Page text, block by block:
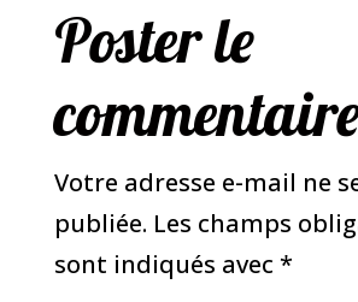
Poster le
Votre adresse e-mail ne
publiée. Les champs
sont indiqués avec *